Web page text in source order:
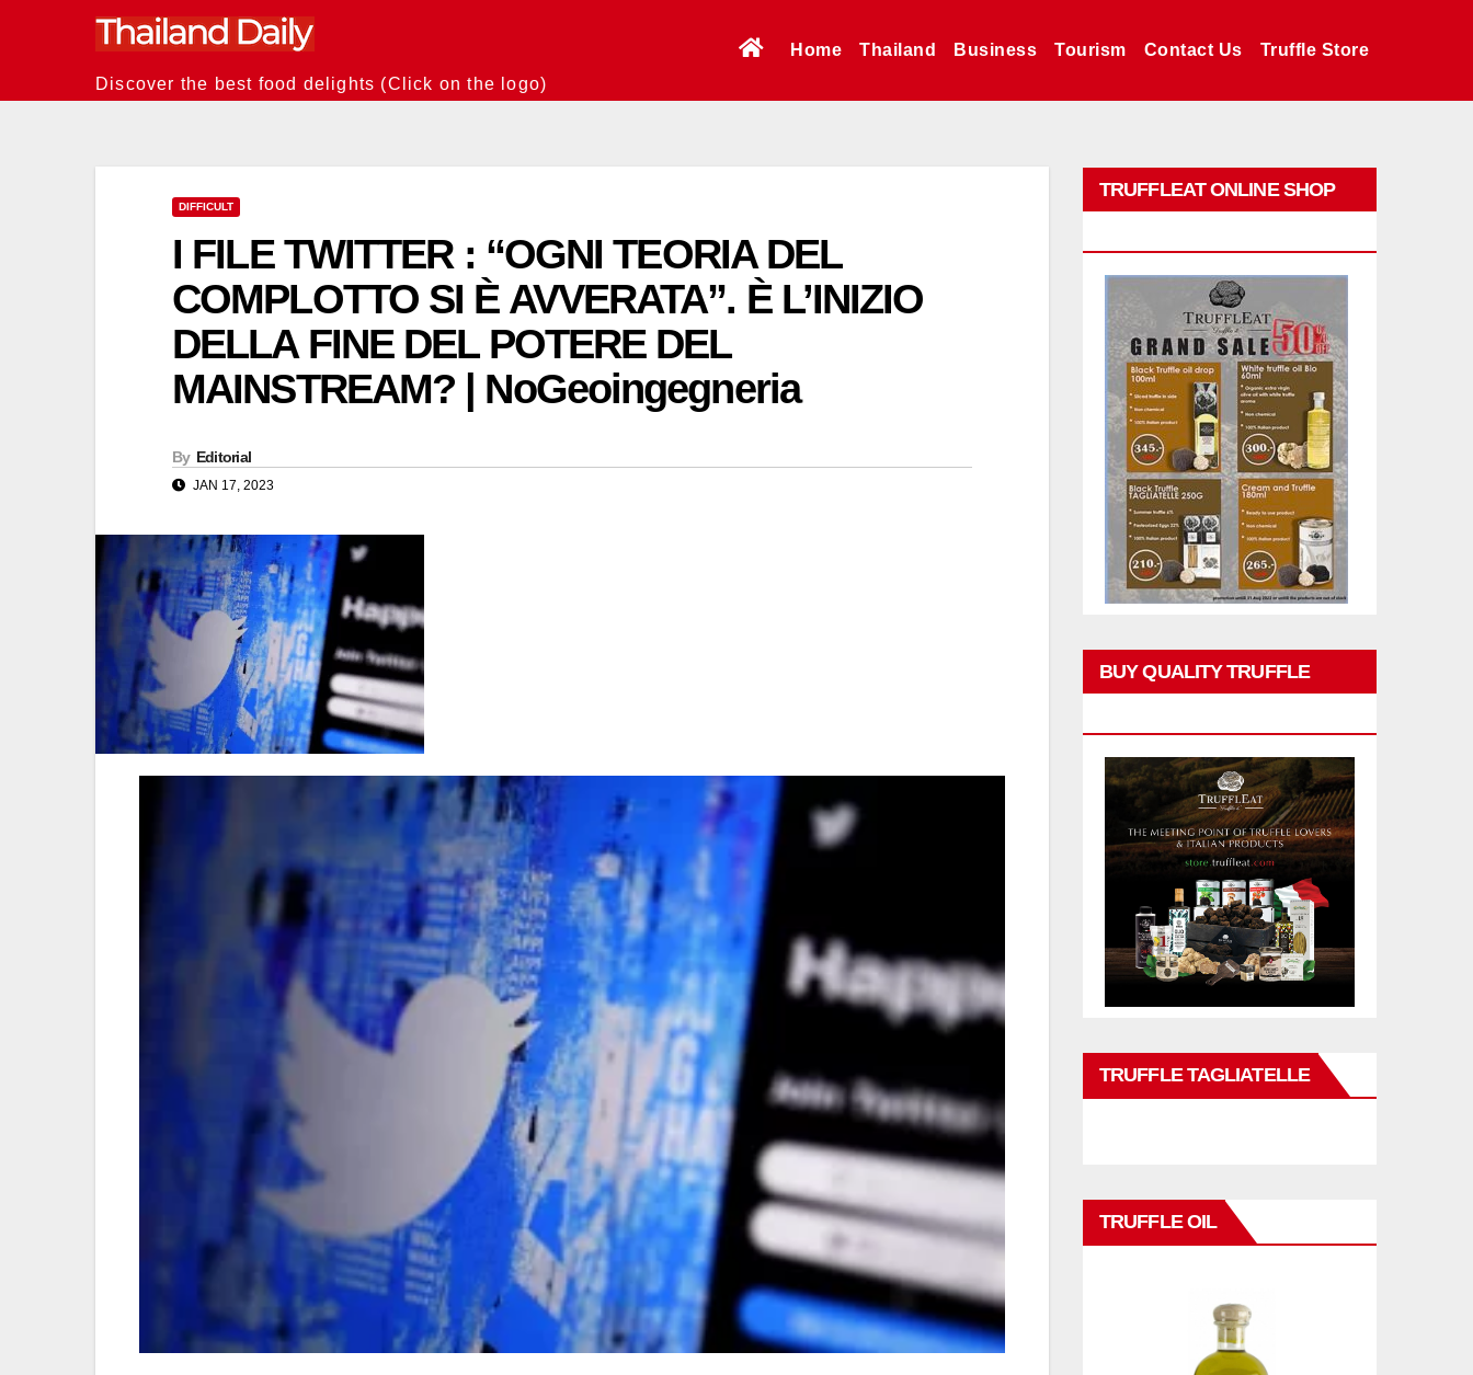
Discover the best food delights (Click on the logo)
Home Thailand Business Tourism Contact Us Truffle Store
DIFFICULT
I FILE TWITTER : “OGNI TEORIA DEL
COMPLOTTO SI È AVVERATA”. È L’INIZIO
DELLA FINE DEL POTERE DEL
MAINSTREAM? | NoGeoingegneria
By Editorial
JAN 17, 2023
TRUFFLEAT ONLINE SHOP
BUY QUALITY TRUFFLE
TRUFFLE TAGLIATELLE
TRUFFLE OIL